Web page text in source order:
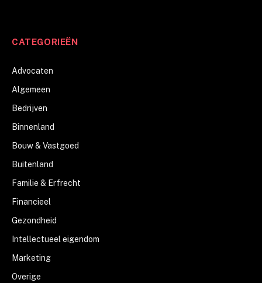
CATEGORIEËN
Advocaten
Algemeen
Bedrijven
Binnenland
Bouw & Vastgoed
Buitenland
Familie & Erfrecht
Financieel
Gezondheid
Intellectueel eigendom
Marketing
Overige